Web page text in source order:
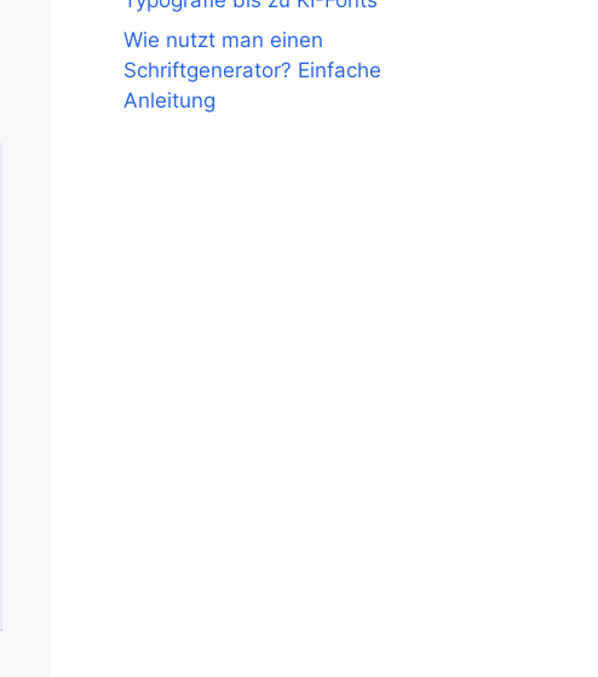
Wie nutzt man einen
Schriftgenerator? Einfache
Anleitung